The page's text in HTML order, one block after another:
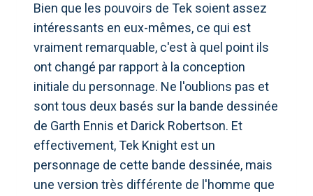
Bien que les pouvoirs de Tek soient assez
intéressants en eux-mêmes, ce qui est
vraiment remarquable, c'est à quel point ils
ont changé par rapport à la conception
initiale du personnage. Ne l'oublions pas et
sont tous deux basés sur la bande dessinée
de Garth Ennis et Darick Robertson. Et
effectivement, Tek Knight est un
personnage de cette bande dessinée, mais
une version très différente de l'homme que